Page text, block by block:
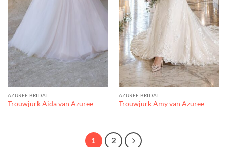
AZUREE BRIDAL
Trouwjurk Aida van Azuree
AZUREE BRIDAL
Trouwjurk Amy van Azuree
1 2